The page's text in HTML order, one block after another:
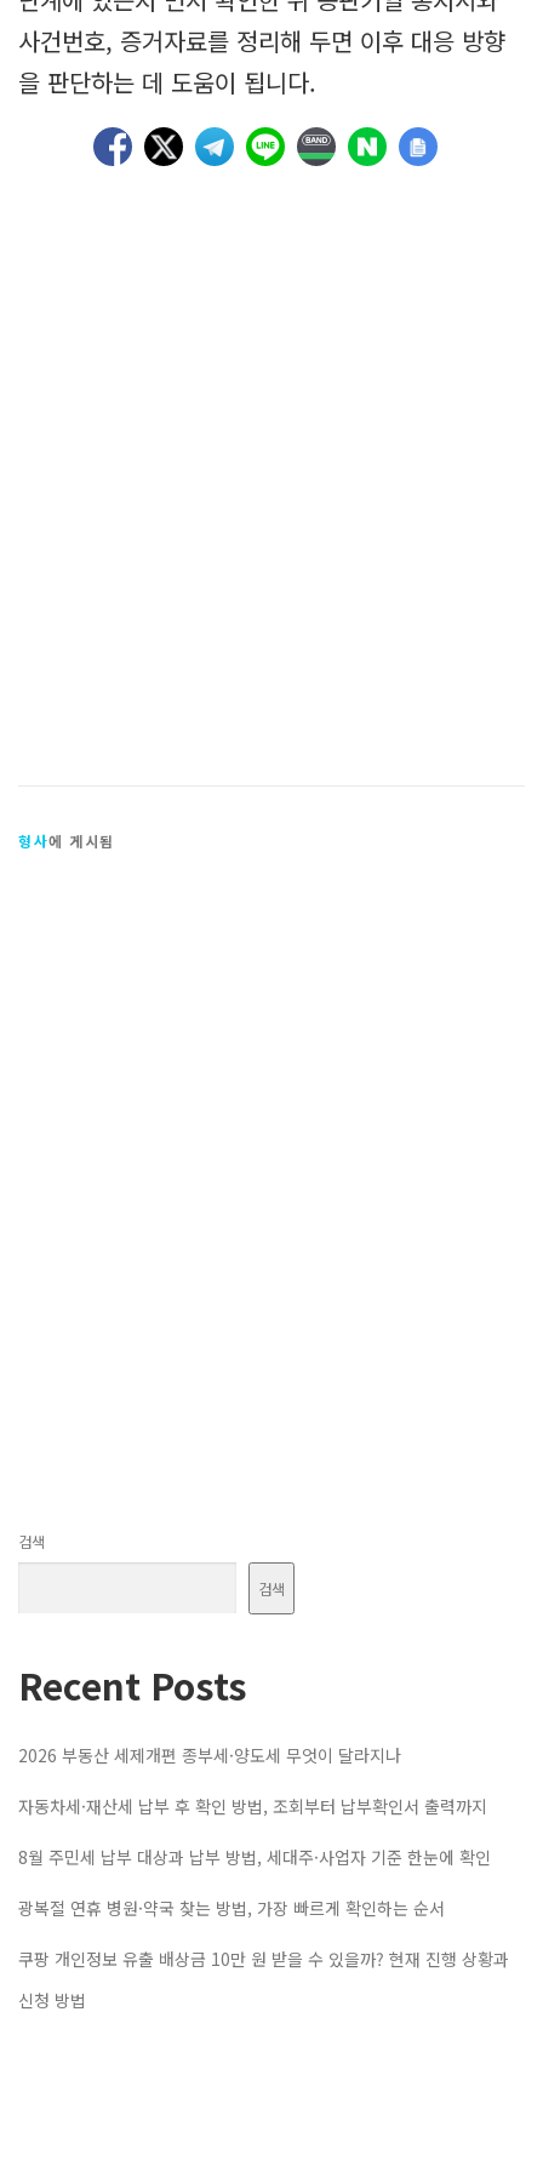
사건번호, 증거자료를 정리해 두면 이후 대응 방향
을 판단하는 데 도움이 됩니다.
형사에 게시됨
검색
검색
Recent Posts
2026 부동산 세제개편 종부세·양도세 무엇이 달라지나
자동차세·재산세 납부 후 확인 방법, 조회부터 납부확인서 출력까지
8월 주민세 납부 대상과 납부 방법, 세대주·사업자 기준 한눈에 확인
광복절 연휴 병원·약국 찾는 방법, 가장 빠르게 확인하는 순서
쿠팡 개인정보 유출 배상금 10만 원 받을 수 있을까? 현재 진행 상황과
신청 방법